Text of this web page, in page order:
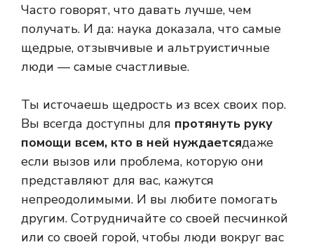
Часто говорят, что давать лучше, чем
получать. И да: наука доказала, что самые
щедрые, отзывчивые и альтруистичные
люди — самые счастливые.
Ты источаешь щедрость из всех своих пор.
Вы всегда доступны для протянуть руку
помощи всем, кто в ней нуждаетсядаже
если вызов или проблема, которую они
представляют для вас, кажутся
непреодолимыми. И вы любите помогать
другим. Сотрудничайте со своей песчинкой
или со своей горой, чтобы люди вокруг вас